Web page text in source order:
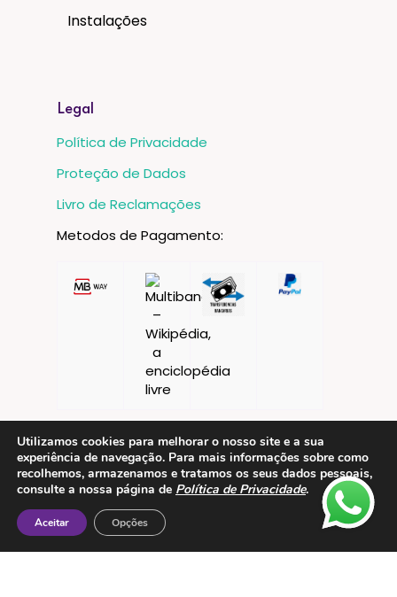
Instalações
Legal
Política de Privacidade
Proteção de Dados
Livro de Reclamações
Metodos de Pagamento:
Contactos
Utilizamos cookies para melhorar o nosso site e a sua
experiência de navegação. Para mais informações sobre como
recolhemos, armazenamos e tratamos os seus dados pessoais,
consulte a nossa página de Política de Privacidade.
Aceitar Opções